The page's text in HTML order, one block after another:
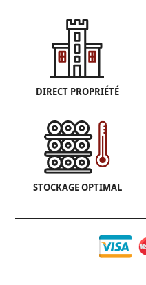
DIRECT PROPRIÉTÉ
STOCKAGE OPTIMAL